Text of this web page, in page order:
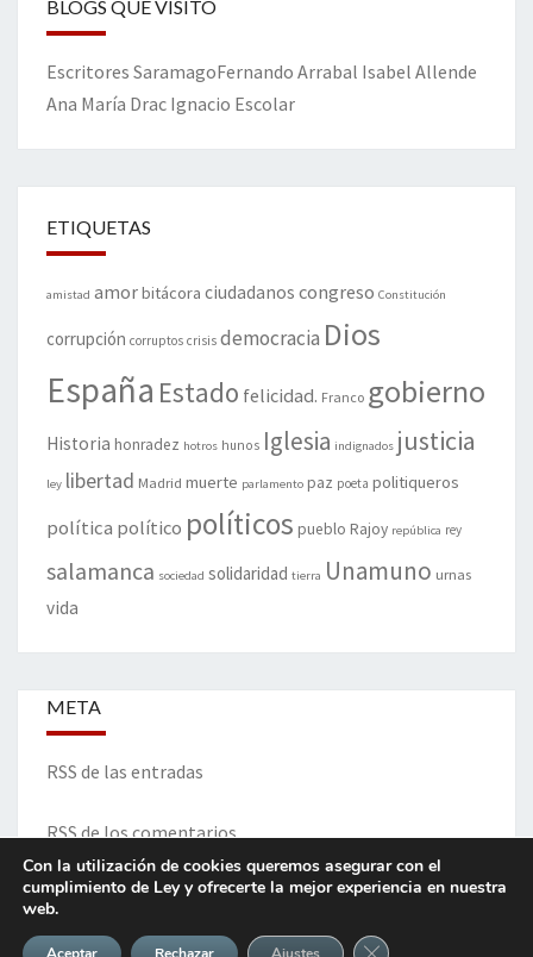
BLOGS QUE VISITO
Escritores SaramagoFernando Arrabal Isabel Allende
Ana María Drac Ignacio Escolar
ETIQUETAS
amistad amorbitácora ciudadanos congreso Constitución
corrupción corruptos crisis democracia Dios
España Estado felicidad. Franco gobierno
Historia honradez hotros hunos Iglesia indignados justicia
ley libertad Madrid muerte parlamento paz poeta politiqueros
política político políticos pueblo Rajoy república rey
salamanca sociedad solidaridad tierra Unamuno urnas
vida
META
RSS de las entradas
RSS de los comentarios
Con la utilización de cookies queremos asegurar con el
cumplimiento de Ley y ofrecerte la mejor experiencia en nuestra
web.
Cerrar el banner de